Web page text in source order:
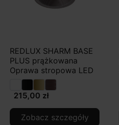
REDLUX SHARM BASE
PLUS prążkowana
Oprawa stropowa LED
215,00 zł
Zobacz szczegóły